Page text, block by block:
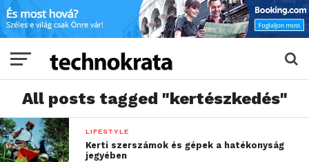
All posts tagged "kertészkedés"
LIFESTYLE
Kerti szerszámok és gépek a hatékonyság
jegyében